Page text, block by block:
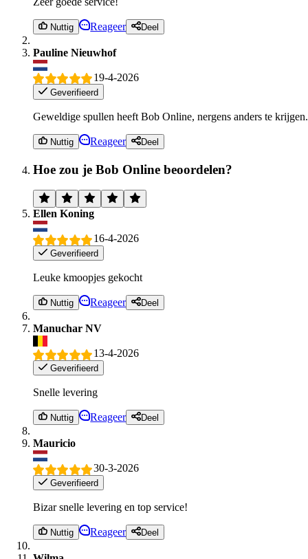
Nuttig Reageer Deel
Pauline Nieuwhof
19-4-2026
Geverifieerd
Geweldige spullen heeft Bob Online, nergens anders te
Nuttig Reageer Deel
Hoe zou je Bob Online beoordelen?
Ellen Koning
16-4-2026
Geverifieerd
Leuke kmoopjes gekocht
Nuttig Reageer Deel
Manuchar NV
13-4-2026
Geverifieerd
Snelle levering
Nuttig Reageer Deel
Mauricio
30-3-2026
Geverifieerd
Bizar snelle levering en top service!
Nuttig Reageer Deel